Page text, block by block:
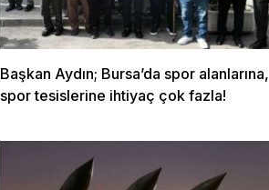
Başkan Aydın; Bursa’da spor alanlarına,
spor tesislerine ihtiyaç çok fazla!